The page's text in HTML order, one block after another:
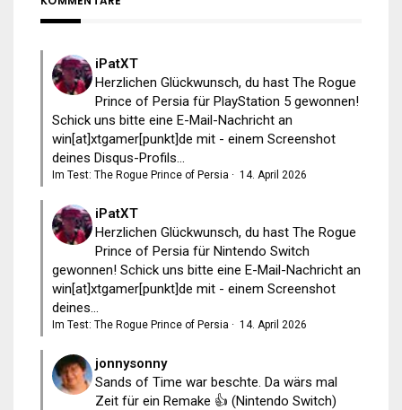
iPatXT
Herzlichen Glückwunsch, du hast The Rogue
Prince of Persia für PlayStation 5 gewonnen!
Schick uns bitte eine E-Mail-Nachricht an
win[at]xtgamer[punkt]de mit - einem Screenshot
deines Disqus-Profils...
Im Test: The Rogue Prince of Persia · 14. April 2026
iPatXT
Herzlichen Glückwunsch, du hast The Rogue
Prince of Persia für Nintendo Switch
gewonnen! Schick uns bitte eine E-Mail-Nachricht an
win[at]xtgamer[punkt]de mit - einem Screenshot
deines...
Im Test: The Rogue Prince of Persia · 14. April 2026
jonnysonny
Sands of Time war beschte. Da wärs mal
Zeit für ein Remake 👍 (Nintendo Switch)